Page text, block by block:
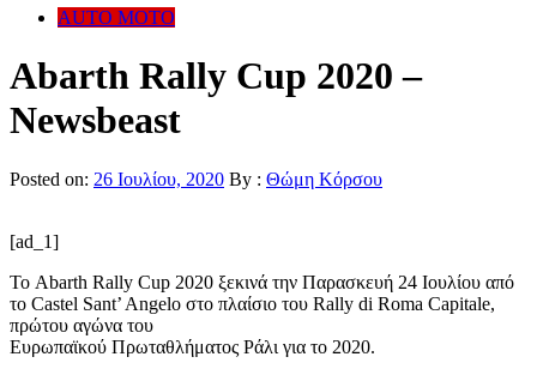
AUTO MOTO
Abarth Rally Cup 2020 –
Newsbeast
Posted on: 26 Ιουλίου, 2020 By : Θώμη Κόρσου
[ad_1]
Το Abarth Rally Cup 2020 ξεκινά την Παρασκευή 24 Ιουλίου από
το Castel Sant’ Angelo στο πλαίσιο του Rally di Roma Capitale,
πρώτου αγώνα του
Ευρωπαϊκού Πρωταθλήματος Ράλι για το 2020.